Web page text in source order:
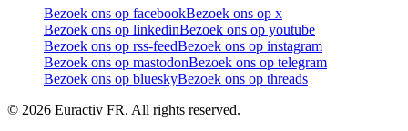
Bezoek ons op facebookBezoek ons op x
Bezoek ons op linkedinBezoek ons op youtube
Bezoek ons op rss-feedBezoek ons op instagram
Bezoek ons op mastodonBezoek ons op telegram
Bezoek ons op blueskyBezoek ons op threads
© 2026 Euractiv FR. All rights reserved.